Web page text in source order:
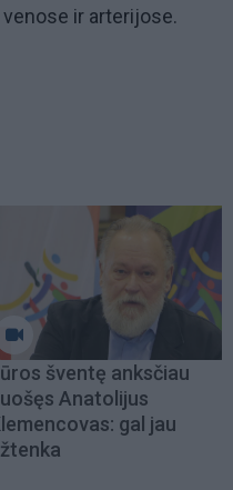
ir arterijose.
šventę anksčiau
Anatolijus
gal jau